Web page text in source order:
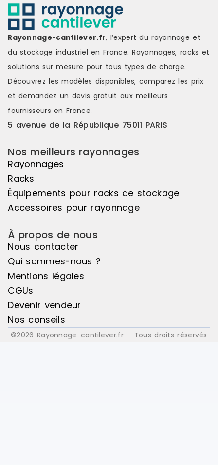
peut supporter jusqu'à 65 kgs pour
une charge admissible totale de
350 kgs, assurant un stockage
fiable et sécurisé.Prêt à
l'emploiLivré entièrement
assemblé, le Cantilever 3 niveaux
est immédiatement opérationnel
et constitue une solution simple et
efficace pour organiser le
stockage de charges longues.
Référence : 18A-1 Disponibilité :
constitue
Référence :
Disponible
Rayonnage-cantilever.fr, l’expert du rayonnage et
du stockage industriel en France. Rayonnages, racks et
solutions sur mesure pour tous types de charge.
Découvrez les modèles disponibles, comparez les prix
et demandez un devis gratuit aux meilleurs
fournisseurs en France.
5 avenue de la République 75011 PARIS
Nos meilleurs rayonnages
Rayonnages
Racks
Équipements pour racks de stockage
Accessoires pour rayonnage
À propos de nous
Nous contacter
Qui sommes-nous ?
Mentions légales
CGUs
Devenir vendeur
Nos conseils
©2026 Rayonnage-cantilever.fr – Tous droits réservés